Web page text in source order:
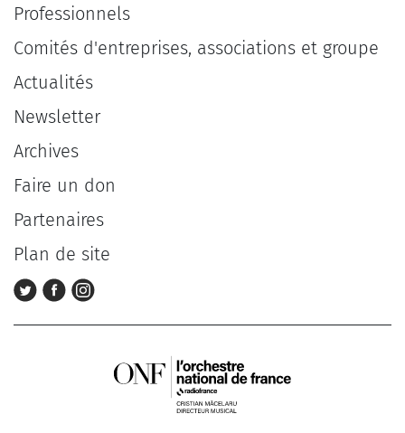
Professionnels
Comités d'entreprises, associations et groupe
Actualités
Newsletter
Archives
Faire un don
Partenaires
Plan de site